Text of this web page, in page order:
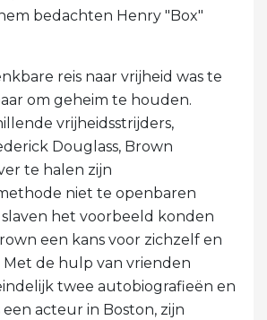
bedachten Henry "Box"
reis naar vrijheid was te
om geheim te houden.
vrijheidsstrijders,
Douglass, Brown
te halen zijn
niet te openbaren
het voorbeeld konden
een kans voor zichzelf en
Met de hulp van vrienden
twee autobiografieën en
acteur in Boston, zijn